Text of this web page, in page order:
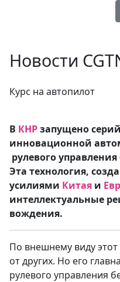
Новости
Курс на автопилот
В КНРзапущено
инновационной
рулевого
Эта технология,
усилиями Китая и
интеллектуальные
вождения.
По внешнему виду
от других. Но его
рулевого управления